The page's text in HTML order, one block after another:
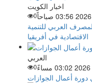
اخبار الكويت
0
العربي للتنمية
الاقتصادية في أفريقيا
العربي
0
دورة أعمال الجوازات